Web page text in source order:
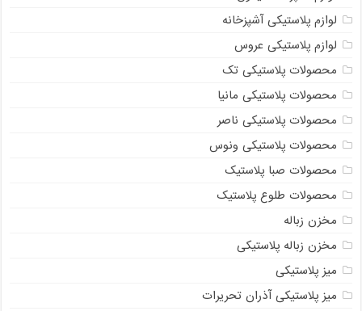
لوازم پلاستیکی آشپزخانه
لوازم پلاستیکی عروس
محصولات پلاستیکی تک
محصولات پلاستیکی مانیا
محصولات پلاستیکی ناصر
محصولات پلاستیکی ونوس
محصولات صبا پلاستیک
محصولات طلوع پلاستیک
مخزن زباله
مخزن زباله پلاستیکی
میز پلاستیکی
میز پلاستیکی آذران تحریرات